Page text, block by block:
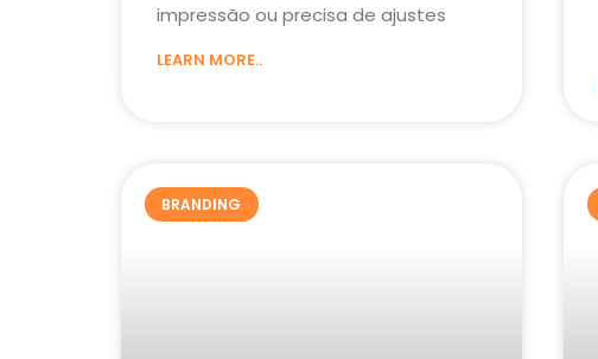
impressão ou precisa de ajustes
LEARN MORE..
BRANDING